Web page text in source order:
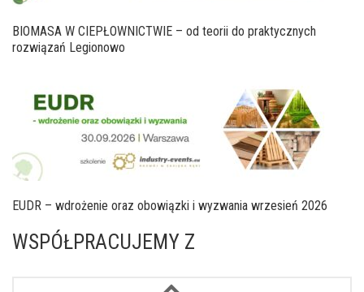
BIOMASA W CIEPŁOWNICTWIE – od teorii do praktycznych
rozwiązań Legionowo
EUDR – wdrożenie oraz obowiązki i wyzwania wrzesień 2026
WSPÓŁPRACUJEMY Z